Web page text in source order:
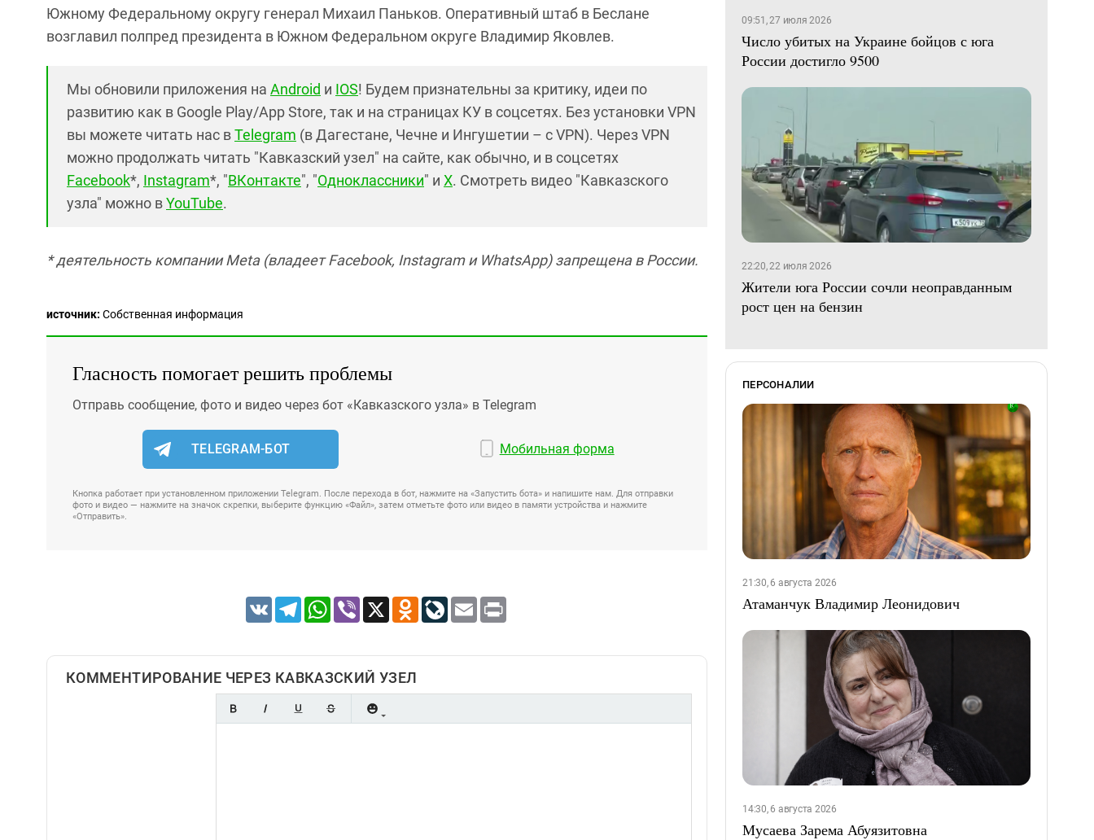
Южному Федеральному округу генерал Михаил Паньков. Оперативный штаб в Беслане
возглавил полпред президента в Южном Федеральном округе Владимир Яковлев.
Мы обновили приложения на Android и IOS! Будем признательны за критику, идеи по
развитию как в Google Play/App Store, так и на страницах КУ в соцсетях. Без установки VPN
вы можете читать нас вTelegram (в Дагестане, Чечне и Ингушетии – с VPN). Через VPN
можно продолжать читать "Кавказский узел" на сайте, как обычно, и в соцсетях
Facebook*, Instagram*, "ВКонтакте", "Одноклассники" и X. Смотреть видео "Кавказского
узла" можно вYouTube.
* деятельность компании Meta (владеет Facebook, Instagram и WhatsApp) запрещена в России.
источник: Собственная информация
Гласность помогает решить проблемы
Отправь сообщение, фото и видео через бот «Кавказского узла» в Telegram
TELEGRAM-БОТ Мобильная форма
Кнопка работает при установленном приложении Telegram. После перехода в бот, нажмите на «Запустить бота» и напишите нам. Для отправки
фото и видео — нажмите на значок скрепки, выберите функцию «Файл», затем отметьте фото или видео в памяти устройства и нажмите
«Отправить».
VK TelegramWhatsApp
Viber X Odnoklassniki
LiveJournal
Email
КОММЕНТИРОВАНИЕ ЧЕРЕЗ КАВКАЗСКИЙ УЗЕЛ
09:51, 27 июля 2026
Число убитых на Украине бойцов с юга
России достигло 9500
22:20, 22 июля 2026
Жители юга России сочли неоправданным
рост цен на бензин
ПЕРСОНАЛИИ
21:30, 6 августа 2026
Атаманчук Владимир Леонидович
14:30, 6 августа 2026
Мусаева Зарема Абуязитовна